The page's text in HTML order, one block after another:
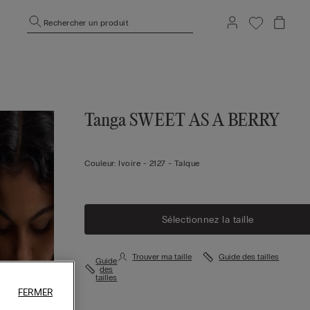
Rechercher un produit
Tanga SWEET AS A BERRY
Couleur: Ivoire - 2127 - Talque
Sélectionnez la taille
Guide
des
tailles
Trouver ma taille Guide des tailles
FERMER